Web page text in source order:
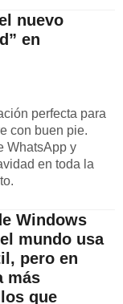
nuevo
en
perfecta para
con buen pie.
WhatsApp y
en toda la
Windows
mundo usa
pero en
más
que